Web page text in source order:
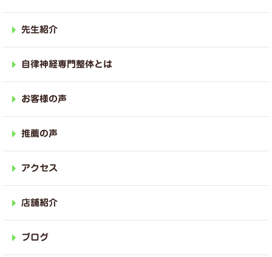
先生紹介
自律神経専門整体とは
お客様の声
推薦の声
アクセス
店舗紹介
ブログ